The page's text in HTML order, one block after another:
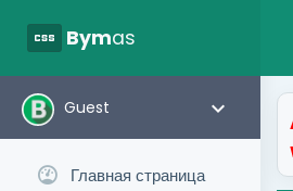
css Bymas
keyboard_arrow_down
Guest
Главная страница